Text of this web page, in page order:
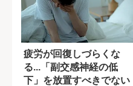
疲労が回復しづらくな
る...「副交感神経の低
下」を放置すべきでない